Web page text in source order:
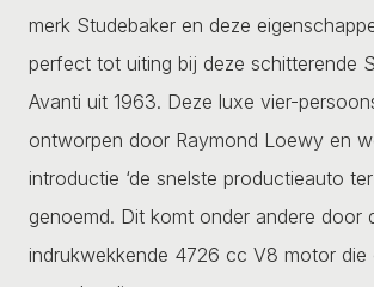
merk Studebaker en deze
perfect tot uiting bij deze schitterende
Avanti uit 1963. Deze luxe vier-
ontworpen door Raymond Loewy en
introductie ‘de snelste productieauto ter
genoemd. Dit komt onder andere door
indrukwekkende 4726 cc V8 motor die